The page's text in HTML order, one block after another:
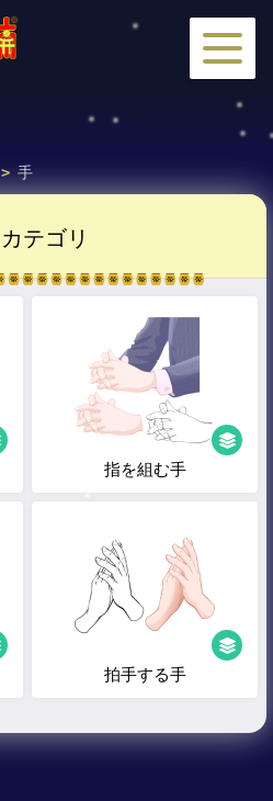
> 手
カテゴリ
指を組む手
拍手する手